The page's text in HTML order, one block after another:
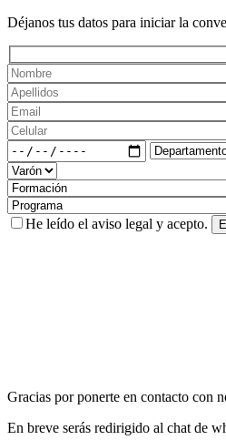
Déjanos tus datos para iniciar la
He leído el aviso legal y acepto.
Gracias por ponerte en contacto con
En breve serás redirigido al chat de